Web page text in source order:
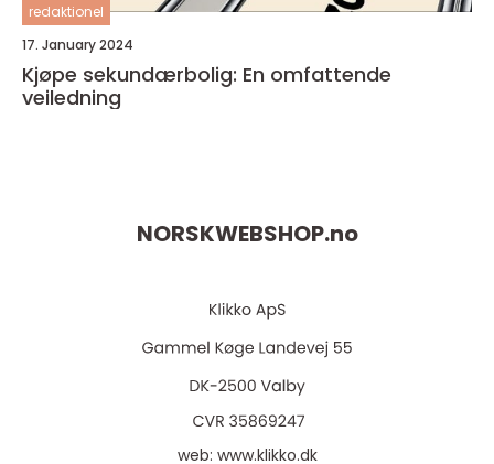
redaktionel
17. January 2024
Kjøpe sekundærbolig: En omfattende
veiledning
NORSKWEBSHOP.no
web: www.klikko.dk